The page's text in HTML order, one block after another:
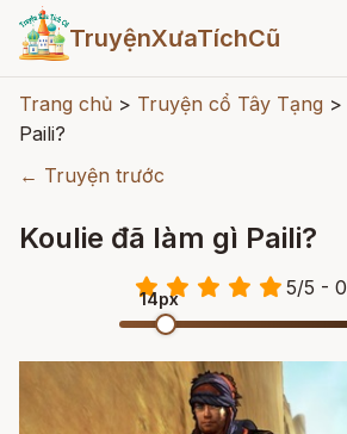
TruyệnXưaTíchCũ
Trang chủ > Truyện cổ Tây Tạng >
Paili?
← Truyện trước
Koulie đã làm gì Paili?
5/5 - 0
14px